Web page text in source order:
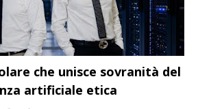
che unisce sovranità del
artificiale etica